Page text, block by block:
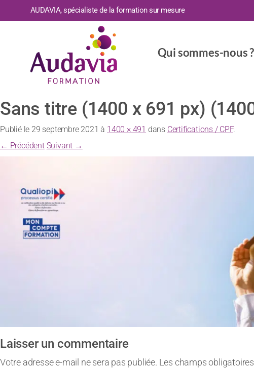
AUDAVIA, spécialiste de la formation sur mesure
Qui sommes-nous ?
Sans titre (1400 x 691 px)
Publié le 29 septembre 2021 à 1400 × 491 dans Certifications / CPF.
← Précédent Suivant →
Laisser un commentaire
Votre adresse e-mail ne sera pas publiée. Les champs